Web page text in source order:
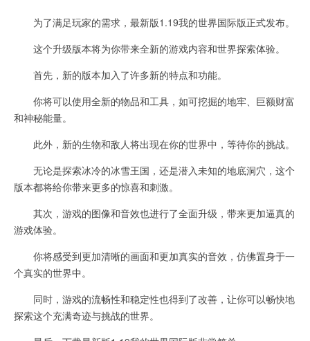
为了满足玩家的需求，最新版1.19我的世界国际版正式发布。
这个升级版本将为你带来全新的游戏内容和世界探索体验。
首先，新的版本加入了许多新的特点和功能。
你将可以使用全新的物品和工具，如可挖掘的地牢、巨额财富
和神秘能量。
此外，新的生物和敌人将出现在你的世界中，等待你的挑战。
无论是探索冰冷的冰雪王国，还是潜入未知的地底洞穴，这个
版本都将给你带来更多的惊喜和刺激。
其次，游戏的图像和音效也进行了全面升级，带来更加逼真的
游戏体验。
你将感受到更加清晰的画面和更加真实的音效，仿佛置身于一
个真实的世界中。
同时，游戏的流畅性和稳定性也得到了改善，让你可以畅快地
探索这个充满奇迹与挑战的世界。